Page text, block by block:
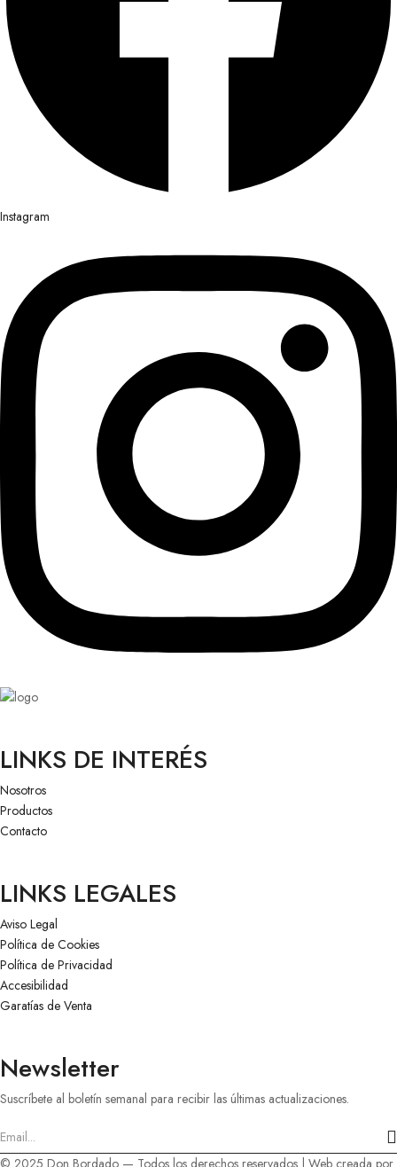
Instagram
LINKS DE INTERÉS
Nosotros
Productos
Contacto
LINKS LEGALES
Aviso Legal
Política de Cookies
Política de Privacidad
Accesibilidad
Garatías de Venta
Newsletter
Suscríbete al boletín semanal para recibir las últimas actualizaciones.
Introduce
© 2025 Don Bordado — Todos los derechos reservados | Web creada por